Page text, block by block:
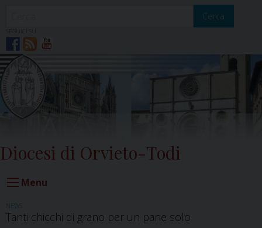
Cerca
Diocesi di Orvieto-Todi
Menu
NEWS
Tanti chicchi di grano per un pane solo